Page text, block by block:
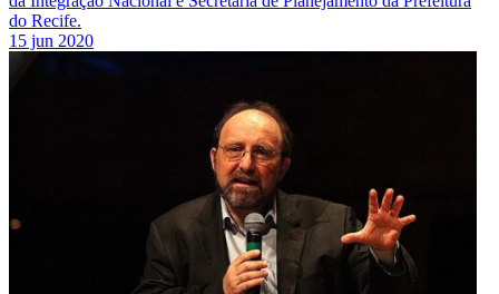
do Recife.
15 jun 2020